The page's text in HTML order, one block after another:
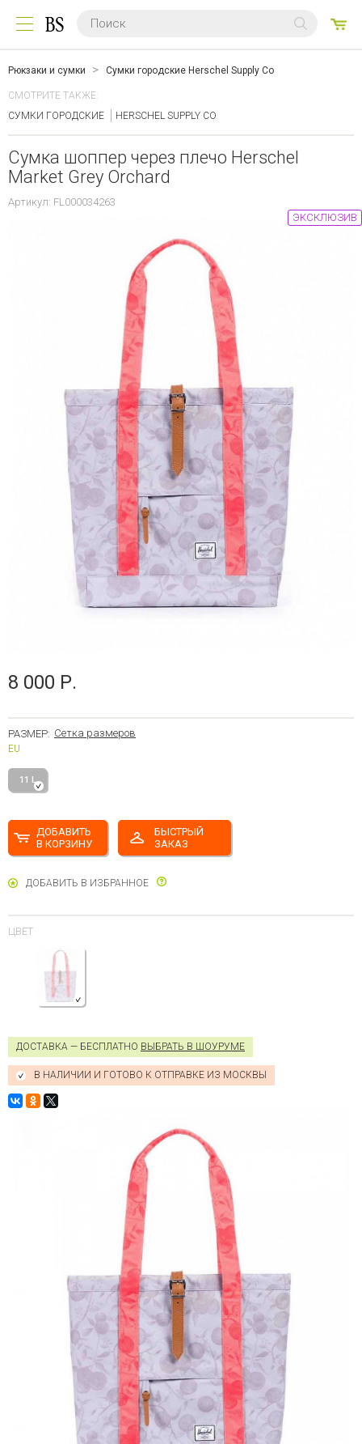
Рюкзаки и сумки Сумки городские Herschel Supply Co
СМОТРИТЕ ТАКЖЕ:
СУМКИ ГОРОДСКИЕ
HERSCHEL SUPPLY CO
Сумка шоппер через плечо Herschel
Market Grey Orchard
Артикул: FL000034263
ЭКСКЛЮЗИВ
8 000 Р.
РАЗМЕР: Сетка размеров
EU
11 L
ДОБАВИТЬ
В КОРЗИНУ
БЫСТРЫЙ
ЗАКАЗ
ДОБАВИТЬ В ИЗБРАННОЕ
ЦВЕТ
ДОСТАВКА — БЕСПЛАТНО ВЫБРАТЬ В ШОУРУМЕ
В НАЛИЧИИ И ГОТОВО К ОТПРАВКЕ ИЗ МОСКВЫ